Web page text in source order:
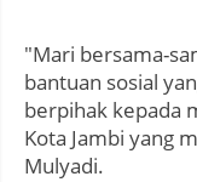
"Mari bersama-
bantuan sosial
berpihak kepada
Kota Jambi yang
Mulyadi.